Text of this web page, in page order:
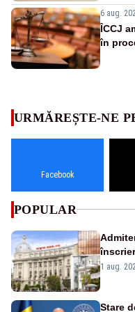
6 aug.
ÎCCJ
în
URMĂREȘTE-NE
Facebook
POPULAR
1 aug.
Stare